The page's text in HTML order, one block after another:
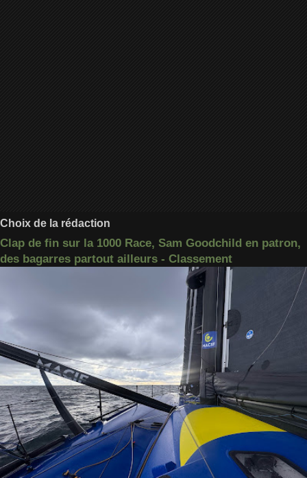
Choix de la rédaction
Clap de fin sur la 1000 Race, Sam Goodchild en patron,
des bagarres partout ailleurs - Classement